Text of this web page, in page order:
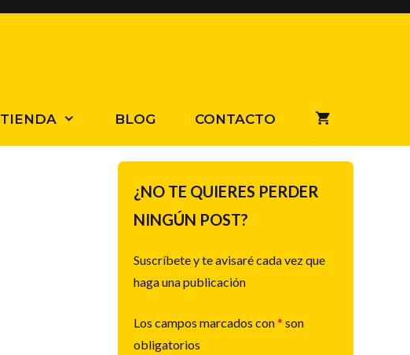
TIENDA BLOG CONTACTO
¿NO TE QUIERES PERDER
NINGÚN POST?
Suscríbete y te avisaré cada vez que
haga una publicación
Los campos marcados con* son
obligatorios